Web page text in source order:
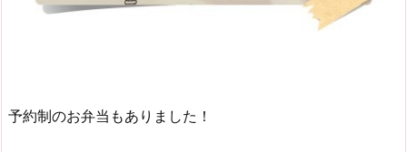
予約制のお弁当もありました！